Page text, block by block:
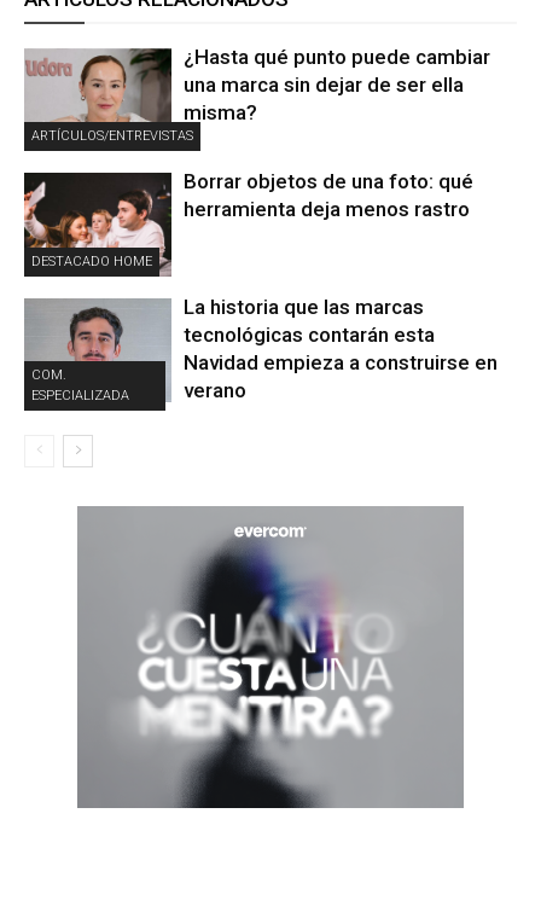
ARTÍCULOS/ENTREVISTAS
¿Hasta qué punto puede cambiar
una marca sin dejar de ser ella
misma?
DESTACADO HOME
Borrar objetos de una foto: qué
herramienta deja menos rastro
COM.
ESPECIALIZADA
La historia que las marcas
tecnológicas contarán esta
Navidad empieza a construirse en
verano